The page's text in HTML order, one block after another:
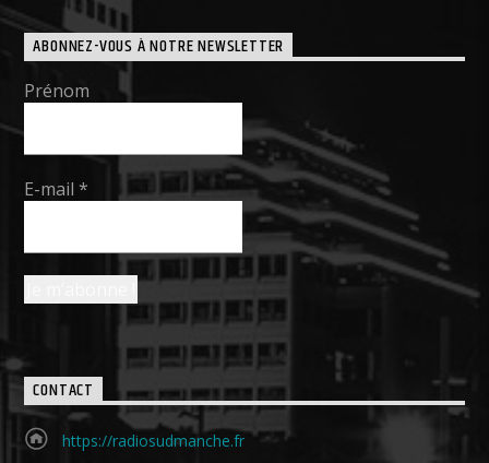
ABONNEZ-VOUS À NOTRE NEWSLETTER
Prénom
E-mail*
CONTACT
https://radiosudmanche.fr